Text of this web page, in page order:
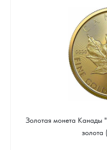
Золотая монета Канады
золота